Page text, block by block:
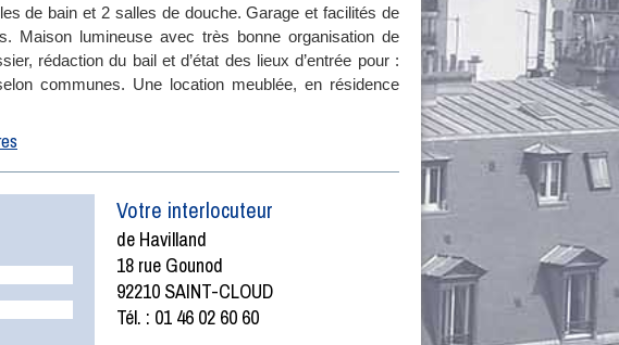
de bain et 2 salles de douche. Garage et facilités de
Maison lumineuse avec très bonne organisation de
rédaction du bail et d’état des lieux d’entrée pour :
communes. Une location meublée, en résidence
Votre interlocuteur
de Havilland
18 rue Gounod
92210 SAINT-CLOUD
Tél. : 01 46 02 60 60